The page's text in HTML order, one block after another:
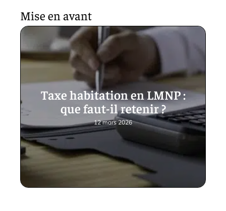
Mise en avant
Taxe habitation en LMNP :
que faut-il retenir ?
12 mars 2026